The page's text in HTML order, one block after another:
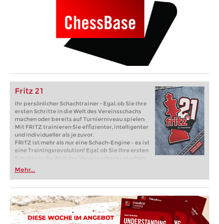
Fritz 21
Ihr persönlicher Schachtrainer - Egal, ob Sie Ihre
ersten Schritte in die Welt des Vereinsschachs
machen oder bereits auf Turnierniveau spielen:
Mit FRITZ trainieren Sie effizienter, intelligenter
und individueller als je zuvor.
FRITZ ist mehr als nur eine Schach-Engine – es ist
eine Trainingsrevolution! Egal, ob Sie Ihre ersten
Schritte in die Welt des Vereinsschachs machen
oder bereits auf Turnierniveau spielen: Mit
FRITZ trainieren Sie effizienter, intelligenter und
individueller als je zuvor.
Mehr...